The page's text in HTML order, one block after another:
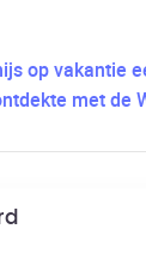
op vakantie
met de